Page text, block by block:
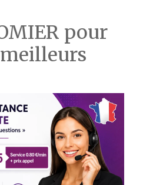
pour